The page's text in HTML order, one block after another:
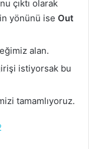
çıktı olarak
yönünü ise Out
alan.
istiyorsak bu
tamamlıyoruz.